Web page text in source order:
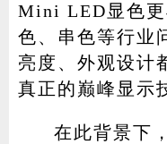
Mini LED显色更
色、串色等行业
亮度、外观设计
真正的巅峰显示
在此背景下